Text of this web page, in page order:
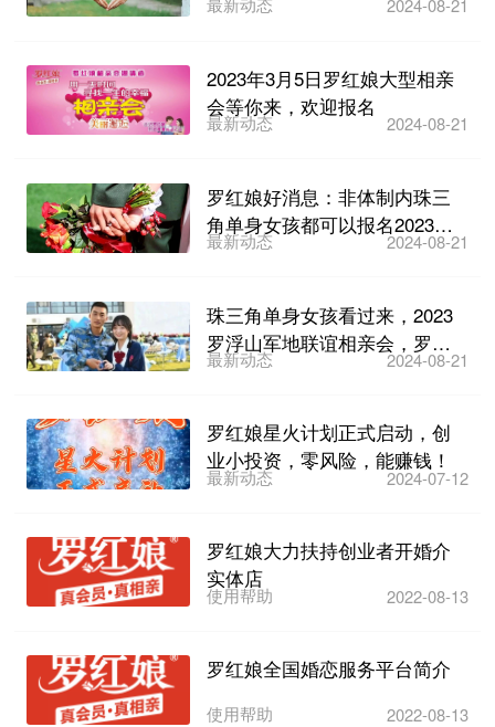
亲交友活动，开始...
2024-08-21
2023年3月5日罗红娘大型相亲
会等你来，欢迎报名
最新动态 2024-08-21
罗红娘好消息：非体制内珠三
角单身女孩都可以报名2023罗
浮山军地联谊相亲会啦...
最新动态 2024-08-21
珠三角单身女孩看过来，2023
罗浮山军地联谊相亲会，罗红
娘等你来报名~
最新动态 2024-08-21
罗红娘星火计划正式启动，创
业小投资，零风险，能赚钱！
最新动态 2024-07-12
罗红娘大力扶持创业者开婚介
实体店
使用帮助 2022-08-13
罗红娘全国婚恋服务平台简介
使用帮助 2022-08-13